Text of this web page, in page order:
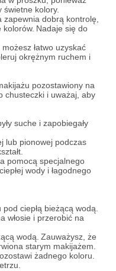
świetne kolory.
zapewnia dobrą kontrolę,
kolorów. Nadaje się do
możesz łatwo uzyskać
okrężnym ruchem i
pozostawiony na
chusteczki i uważaj, aby
suche i zapobiegały
lub pionowej podczas
pomocą specjalnego
wody i łagodnego
ciepłą bieżącą wodą.
włosie i przerobić na
wodą. Zauważysz, że
starym makijażem.
żadnego koloru.